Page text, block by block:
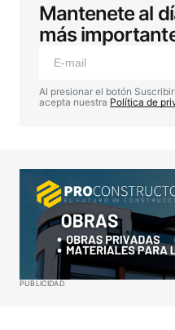
Tu dirección de
publicada. Los
marcados con *
Comentario*
Your Name*
Your E-mail*
Mantenete al
más
Al presionar el botón
acepta nuestra Política de
PUBLICIDAD